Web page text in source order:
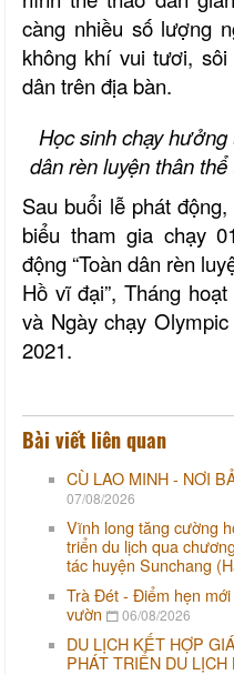
càng nhiều số lượng
không khí vui tươi,
dân trên địa bàn.
Học sinh chạy hưởng
dân rèn luyện thân
Sau buổi lễ phát
biểu tham gia chạy
động “Toàn dân rèn
Hồ vĩ đại”, Tháng
và Ngày chạy
2021.
Bài viết liên quan
CÙ LAO MINH - NƠI
07/08/2026
Vĩnh long tăng cường
triển du lịch qua
tác huyện Sunchang
Trà Đét - Điểm hẹn
vườn
06/08/2026
DU LỊCH KẾT HỢP
PHÁT TRIỂN DU